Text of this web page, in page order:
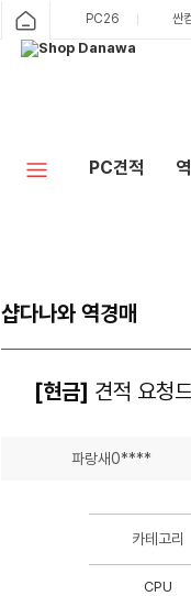
PC26 싼
PC견적
샵다나와 역경매
[현금] 견적 요청
파랑새0****
카테고리
CPU